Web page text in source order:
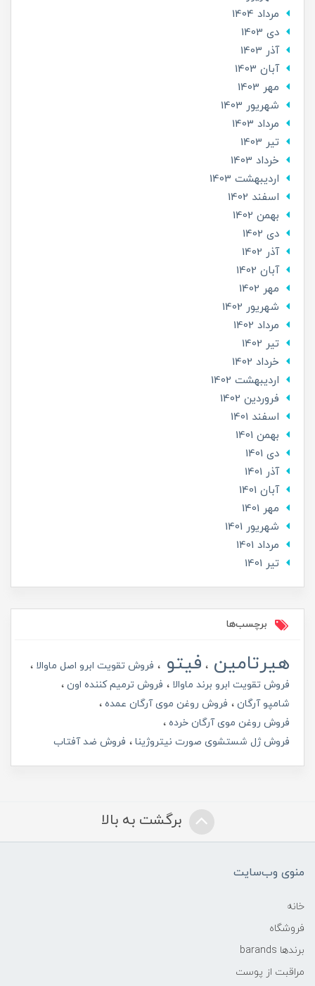
مرداد 1404
دی 1403
آذر 1403
آبان 1403
مهر 1403
شهریور 1403
مرداد 1403
تير 1403
خرداد 1403
ارديبهشت 1403
اسفند 1402
بهمن 1402
دی 1402
آذر 1402
آبان 1402
مهر 1402
شهریور 1402
مرداد 1402
تير 1402
خرداد 1402
ارديبهشت 1402
فروردین 1402
اسفند 1401
بهمن 1401
دی 1401
آذر 1401
آبان 1401
مهر 1401
شهریور 1401
مرداد 1401
تير 1401
برچسب‌ها
هیرتامین فیتو
فروش تقویت ابرو اصل ماوالا
فروش تقویت ابرو برند ماوالا
فروش ترمیم کننده اون
شامپو آرگان
فروش روغن موی آرگان عمده
فروش روغن موی آرگان خرده
فروش ژل شستشوی صورت نیتروژینا
فروش ضد آفتاب
برگشت به بالا
منوی وب‌سایت
خانه
فروشگاه
برندها barands
مراقبت از پوست